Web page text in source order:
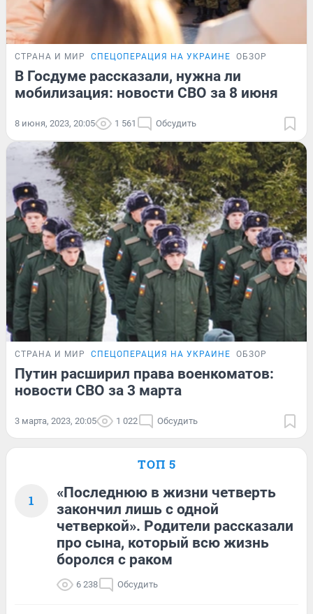
СТРАНА И МИР СПЕЦОПЕРАЦИЯ НА УКРАИНЕ ОБЗОР
В Госдуме рассказали, нужна ли
мобилизация: новости СВО за 8 июня
8 июня, 2023, 20:05 1 561 Обсудить
СТРАНА И МИР СПЕЦОПЕРАЦИЯ НА УКРАИНЕ ОБЗОР
Путин расширил права военкоматов:
новости СВО за 3 марта
3 марта, 2023, 20:05 1 022 Обсудить
ТОП 5
1
«Последнюю в жизни четверть
закончил лишь с одной
четверкой». Родители рассказали
про сына, который всю жизнь
боролся с раком
6 238 Обсудить